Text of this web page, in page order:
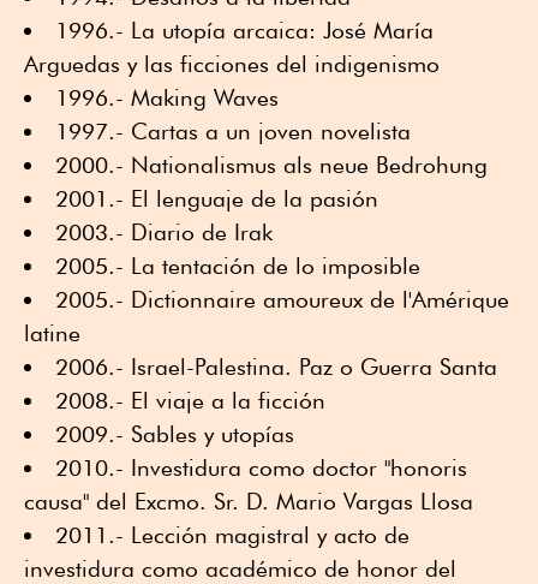
1996.- La utopía arcaica: José María
Arguedas y las ficciones del indigenismo
1996.- Making Waves
1997.- Cartas a un joven novelista
2000.- Nationalismus als neue Bedrohung
2001.- El lenguaje de la pasión
2003.- Diario de Irak
2005.- La tentación de lo imposible
2005.- Dictionnaire amoureux de l'Amérique
latine
2006.- Israel-Palestina. Paz o Guerra Santa
2008.- El viaje a la ficción
2009.- Sables y utopías
2010.- Investidura como doctor "honoris
causa" del Excmo. Sr. D. Mario Vargas Llosa
2011.- Lección magistral y acto de
investidura como académico de honor del